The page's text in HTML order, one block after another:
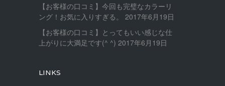
【お客様の口コミ】今回も完璧なカラーリ
ング！お気に入りすぎる。
2017年6月19日
【お客様の口コミ】とってもいい感じな仕
上がりに大満足です(^ ^) 2017年6月19日
LINKS